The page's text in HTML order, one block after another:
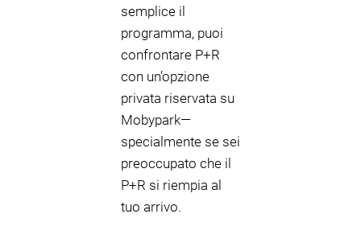
semplice il
programma, puoi
confrontare P+R
con un’opzione
privata riservata su
Mobypark—
specialmente se sei
preoccupato che il
P+R si riempia al
tuo arrivo.